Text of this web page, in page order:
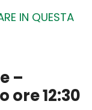
IN QUESTA
–
ore 12:30